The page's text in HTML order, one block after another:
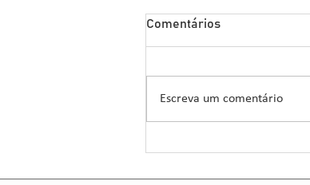
Sipcam Nichino Lança
defensivos agrícolas,
novo herbicida para o
Comentários
Escreva um comentário